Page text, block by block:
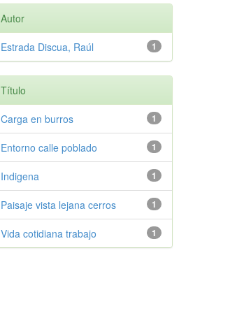
Autor
1
Estrada Discua, Raúl
Título
1
Carga en burros
1
Entorno calle poblado
1
Indigena
1
Paisaje vista lejana cerros
1
Vida cotidiana trabajo